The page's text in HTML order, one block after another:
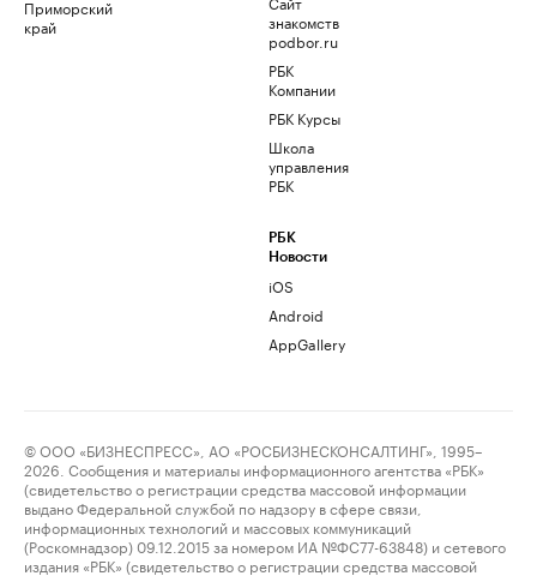
Приморский
край
знакомств
podbor.ru
РБК
Компании
РБК Курсы
Школа
управления
РБК
РБК
Новости
iOS
Android
AppGallery
© ООО «БИЗНЕСПРЕСС», АО «РОСБИЗНЕСКОНСАЛТИНГ», 1995–
2026. Сообщения и материалы информационного агентства «РБК»
(свидетельство о регистрации средства массовой информации
выдано Федеральной службой по надзору в сфере связи,
информационных технологий и массовых коммуникаций
(Роскомнадзор) 09.12.2015 за номером ИА №ФС77-63848) и сетевого
издания «РБК» (свидетельство о регистрации средства массовой